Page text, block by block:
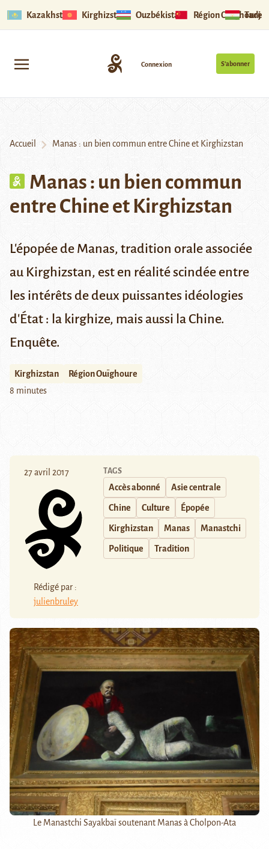
Kazakhstan Kirghizstan Ouzbékistan Région Ouïghoure
S’abonner
Connexion
Accueil Manas : un bien commun entre Chine et Kirghizstan
Manas : un bien commun
entre Chine et Kirghizstan
L'épopée de Manas, tradition orale associée
au Kirghizstan, est en réalité scindée entre
les intérêts de deux puissantes idéologies
d'État : la kirghize, mais aussi la Chine.
Enquête.
Kirghizstan
Région Ouïghoure
8 minutes
27 avril 2017
Rédigé par :
julienbruley
TAGS
Accès abonné Asie centrale
Chine Culture Épopée
Kirghizstan Manas Manastchi
Politique Tradition
Le Manastchi Sayakbaï soutenant Manas à Cholpon-Ata